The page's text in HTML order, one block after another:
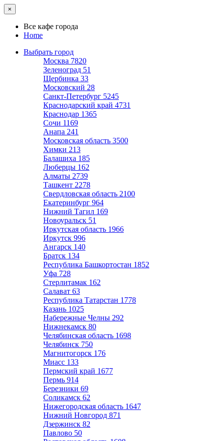
×
Все кафе города
Home
Выбрать город
Москва 7820
Зеленоград 51
Щербинка 33
Московский 28
Санкт-Петербург 5245
Краснодарский край 4731
Краснодар 1365
Сочи 1169
Анапа 241
Московская область 3500
Химки 213
Балашиха 185
Люберцы 162
Алматы 2739
Ташкент 2278
Свердловская область 2100
Екатеринбург 964
Нижний Тагил 169
Новоуральск 51
Иркутская область 1966
Иркутск 996
Ангарск 140
Братск 134
Республика Башкортостан 1852
Уфа 728
Стерлитамак 162
Салават 63
Республика Татарстан 1778
Казань 1025
Набережные Челны 292
Нижнекамск 80
Челябинская область 1698
Челябинск 750
Магнитогорск 176
Миасс 133
Пермский край 1677
Пермь 914
Березники 69
Соликамск 62
Нижегородская область 1647
Нижний Новгород 871
Дзержинск 82
Павлово 50